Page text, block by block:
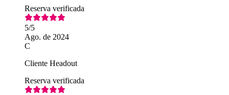
Reserva verificada
5/5
Ago. de 2024
C
Cliente Headout
Reserva verificada